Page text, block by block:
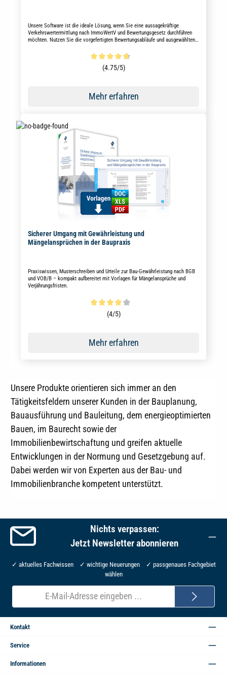
Unsere Software ist die ideale Lösung, wenn Sie eine aussagekräftige
Verkehrswertermittlung nach ImmoWertV und Bewertungsgesetz durchführen
möchten. Nutzen Sie die vorgefertigten Bewertungsabläufe und ausgewählten
Durchschnittliche Bewertung von 4.8 von 5 Sternen
(4.75/5)
Mehr erfahren
Sicherer Umgang mit Gewährleistung und
Mängelansprüchen in der Baupraxis
Praxiswissen, Musterschreiben und Urteile zur Bau-Gewährleistung nach BGB
und VOB/B – kompakt aufbereitet mit Vorlagen für Mängelansprüche und
Verjährungsfristen.
Durchschnittliche Bewertung von 4 von 5 Sternen
(4/5)
Mehr erfahren
Unsere Produkte orientieren sich immer an den
Tätigkeitsfeldern unserer Kunden in der Bauplanung,
Bauausführung und Bauleitung, dem energieoptimierten
Bauen, im Baurecht sowie der
Immobilienbewirtschaftung und greifen aktuelle
Entwicklungen in der Normung und Gesetzgebung auf.
Dabei werden wir von Experten aus der Bau- und
Immobilienbranche kompetent unterstützt.
Nichts verpassen:
Jetzt Newsletter abonnieren
✓ aktuelles Fachwissen ✓ wichtige Neuerungen ✓ passgenaues Fachgebiet
wählen
E-
Mail-
Adresse*
Kontakt
Service
Informationen